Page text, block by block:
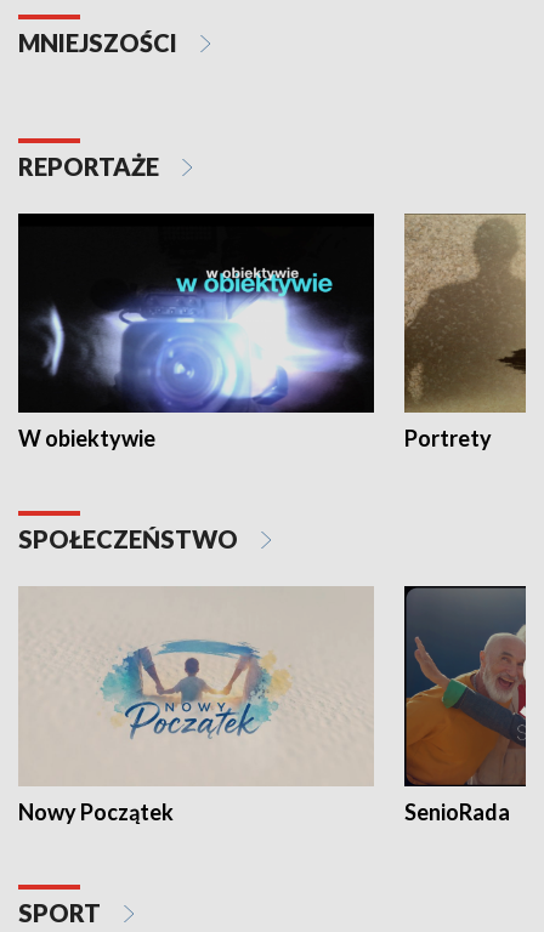
MNIEJSZOŚCI
REPORTAŻE
W obiektywie Portrety
SPOŁECZEŃSTWO
Nowy Początek SenioRada
SPORT